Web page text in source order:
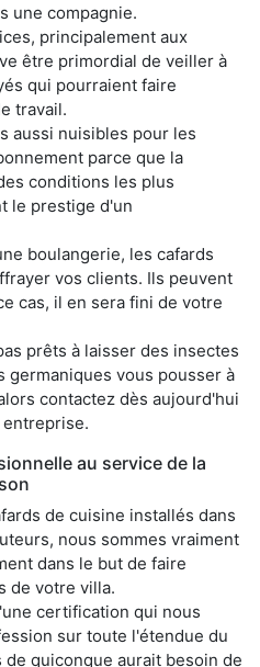
une compagnie.
principalement aux
être primordial de veiller à
qui pourraient faire
travail.
aussi nuisibles pour les
parce que la
conditions les plus
le prestige d'un
boulangerie, les cafards
vos clients. Ils peuvent
cas, il en sera fini de votre
prêts à laisser des insectes
germaniques vous pousser à
contactez dès aujourd'hui
au service de la
de cuisine installés dans
nous sommes vraiment
dans le but de faire
de votre villa.
certification qui nous
sur toute l'étendue du
quiconque aurait besoin de